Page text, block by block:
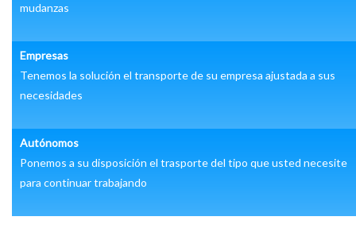
mudanzas
Empresas
Tenemos la solución el transporte de su empresa ajustada a sus
necesidades
Autónomos
Ponemos a su disposición el trasporte del tipo que usted necesite
para continuar trabajando